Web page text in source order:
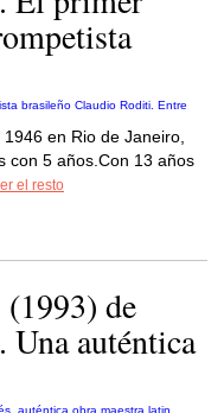
en Rio de Janeiro,
con 5 años.Con 13 años
el resto
de
Una auténtica